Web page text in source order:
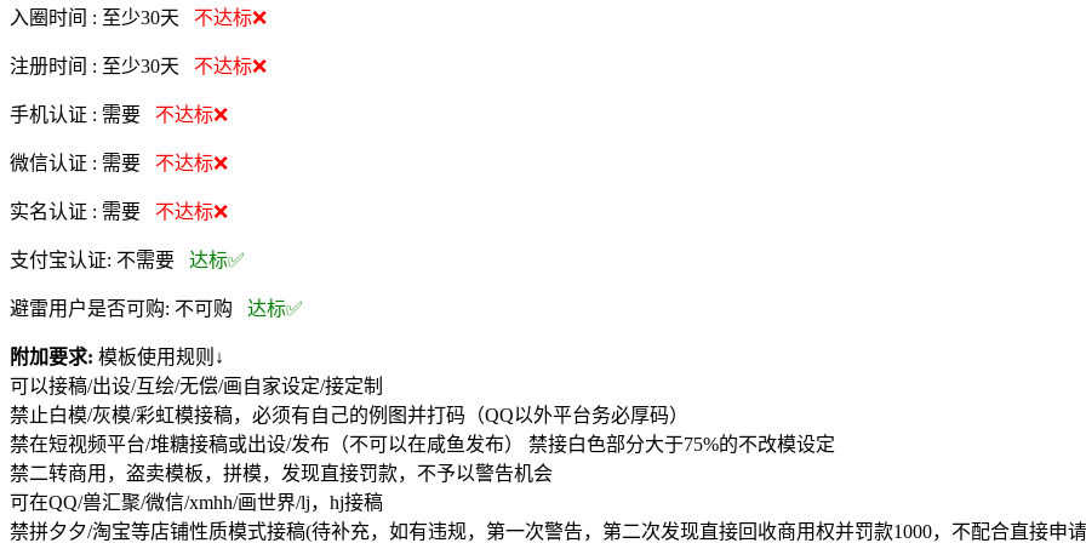
入圈时间 : 至少30天 不达标❌
注册时间 : 至少30天 不达标❌
手机认证 : 需要 不达标❌
微信认证 : 需要 不达标❌
实名认证 : 需要 不达标❌
支付宝认证: 不需要 达标✅
避雷用户是否可购: 不可购 达标✅
附加要求: 模板使用规则↓
可以接稿/出设/互绘/无偿/画自家设定/接定制
禁止白模/灰模/彩虹模接稿，必须有自己的例图并打码（QQ以外平台务必厚码）
禁在短视频平台/堆糖接稿或出设/发布（不可以在咸鱼发布） 禁接白色部分大于75%的不改模设定
禁二转商用，盗卖模板，拼模，发现直接罚款，不予以警告机会
可在QQ/兽汇聚/微信/xmhh/画世界/lj，hj接稿
禁拼夕夕/淘宝等店铺性质模式接稿(待补充，如有违规，第一次警告，第二次发现直接回收商用权并罚款1000，不配合直接申